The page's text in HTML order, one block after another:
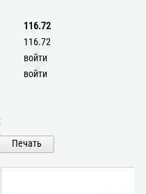
116.72
116.72
войти
войти
Печать